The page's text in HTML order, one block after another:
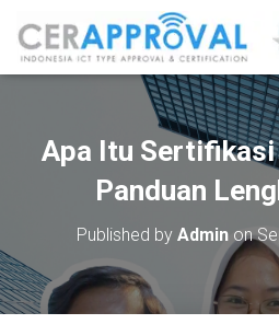
Apa Itu
Panduan
Published by Adminon